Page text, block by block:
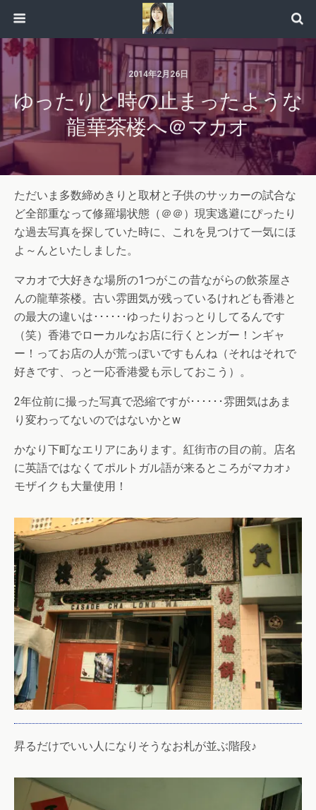
2014年2月26日
ゆったりと時の止まったような
龍華茶楼へ＠マカオ
ただいま多数締めきりと取材と子供のサッカーの試合な
ど全部重なって修羅場状態（＠＠）現実逃避にぴったり
な過去写真を探していた時に、これを見つけて一気にほ
よ～んといたしました。
マカオで大好きな場所の1つがこの昔ながらの飲茶屋さ
んの龍華茶楼。古い雰囲気が残っているけれども香港と
の最大の違いは･･････ゆったりおっとりしてるんです
（笑）香港でローカルなお店に行くとンガー！ンギャ
ー！ってお店の人が荒っぽいですもんね（それはそれで
好きです、っと一応香港愛も示しておこう）。
2年位前に撮った写真で恐縮ですが･･････雰囲気はあま
り変わってないのではないかとw
かなり下町なエリアにあります。紅街市の目の前。店名
に英語ではなくてポルトガル語が来るところがマカオ♪
モザイクも大量使用！
昇るだけでいい人になりそうなお札が並ぶ階段♪